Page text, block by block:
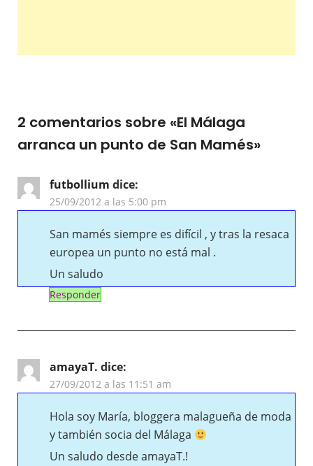
2 comentarios sobre «El Málaga
arranca un punto de San Mamés»
futbollium dice:
25/09/2012 a las 5:00 pm
San mamés siempre es difícil , y tras la resaca
europea un punto no está mal .
Un saludo
Responder
amayaT. dice:
27/09/2012 a las 11:51 am
Hola soy María, bloggera malagueña de moda
y también socia del Málaga
Un saludo desde amayaT.!